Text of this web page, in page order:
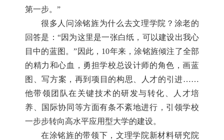
第一步。”
很多人问涂铭旌为什么去文理学院？涂老的
回答是：“因为这里是一张白纸，可以建设出我心
目中的蓝图。”因此，10年来，涂铭旌倾注了全部
的精力和心血，勇担学校总设计师的角色，画蓝
图、写方案，再到项目的构思、人才的引进……
他带领团队在关键技术的研发与转化、人才培
养、国际协同等方面有条不紊地进行，引领学校
一步步转向高水平应用型大学的建设。
在涂铭旌的带领下，文理学院新材料研究院